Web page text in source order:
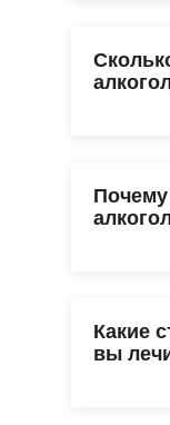
Почему
Какие
вы